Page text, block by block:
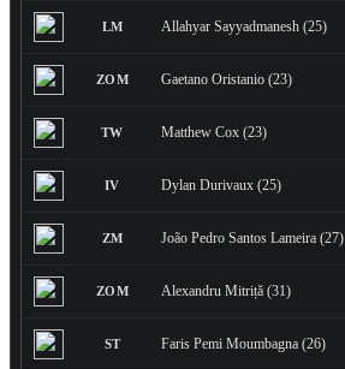
LM Allahyar Sayyadmanesh (25)
ZOM Gaetano Oristanio (23)
TW Matthew Cox (23)
IV Dylan Durivaux (25)
ZM João Pedro Santos Lameira (27)
ZOM Alexandru Mitriță (31)
ST Faris Pemi Moumbagna (26)